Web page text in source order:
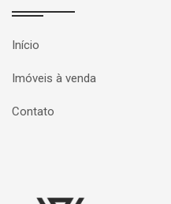
Início
Imóveis à venda
Contato